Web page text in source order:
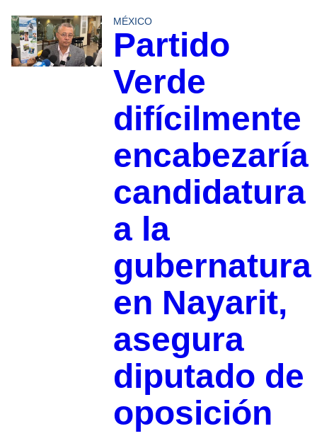
MÉXICO
Partido
Verde
difícilmente
encabezaría
candidatura
a la
gubernatura
en Nayarit,
asegura
diputado de
oposición